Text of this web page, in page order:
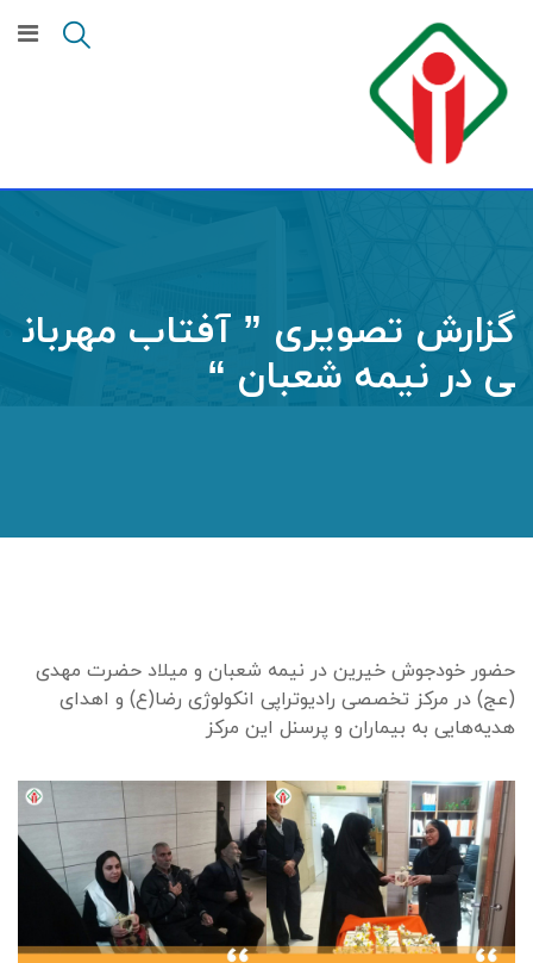
content
گزارش تصویری ” آفتاب مهربان
ی در نیمه شعبان “
حضور خودجوش خیرین در نیمه شعبان و میلاد حضرت مهدی
(عج) در مرکز تخصصی رادیوتراپی انکولوژی رضا(ع) و اهدای
هدیه‌هایی به بیماران و پرسنل این مرکز